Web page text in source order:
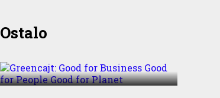
OstaloGreencajt: Good for
Business Good for People